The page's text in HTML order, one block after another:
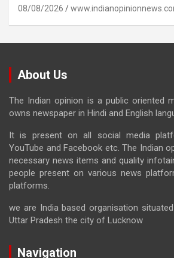
08/08/2026
About Us
The Indian opinion is a public oriented
owns newspaper in Hindi and English
It is present on all social media
YouTube and Facebook etc. The Indian
necessary news items and quality
people present on various news
platforms.
we are India based organisation
Uttar Pradesh the city of Lucknow
Navigation